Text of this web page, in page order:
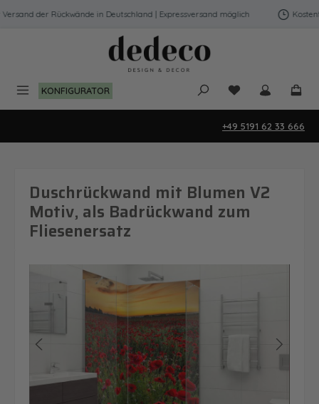
Zum Hauptinhalt springen
der Rückwände in Deutschland | Expressversand möglich
KONFIGURATOR Du hast 0
+49 5191 62 33 666
Duschrückwand mit Blumen V2
Motiv, als Badrückwand zum
Fliesenersatz
Bildergalerie überspringen